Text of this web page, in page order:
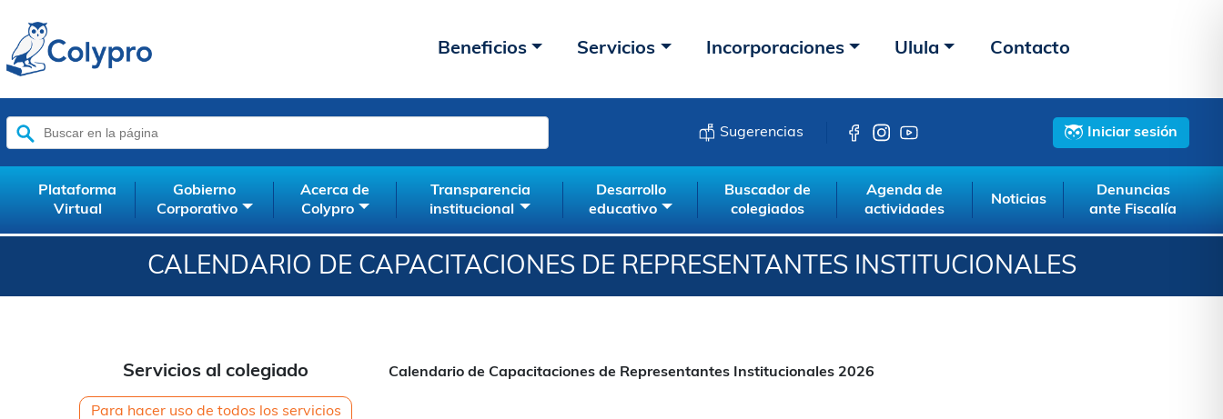
Beneficios Servicios Incorporaciones Ulula Contacto
Buscar:
Sugerencias Iniciar sesión
Plataforma
Virtual
Gobierno
Corporativo
Acerca de
Colypro
Transparencia
institucional
Desarrollo
educativo
Buscador de
colegiados
Agenda de
actividades
Noticias
Denuncias
ante Fiscalía
CALENDARIO DE CAPACITACIONES DE REPRESENTANTES INSTITUCIONALES
Servicios al colegiado
Para hacer uso de todos los servicios
Calendario de Capacitaciones de Representantes Institucionales 2026